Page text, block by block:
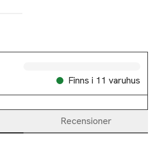
Finns i 11 varuhus
Recensioner